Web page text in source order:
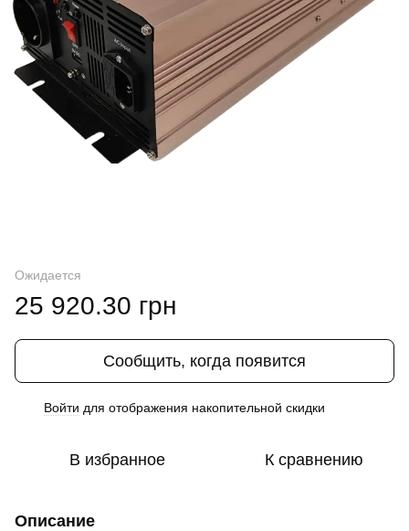
Ожидается
25 920.30 грн
Сообщить, когда появится
Войти для отображения накопительной скидки
В избранное К сравнению
Описание